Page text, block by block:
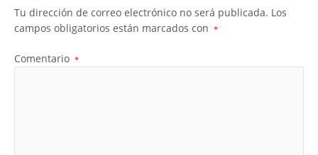
Tu dirección de correo electrónico no será publicada. Los
campos obligatorios están marcados con *
Comentario *